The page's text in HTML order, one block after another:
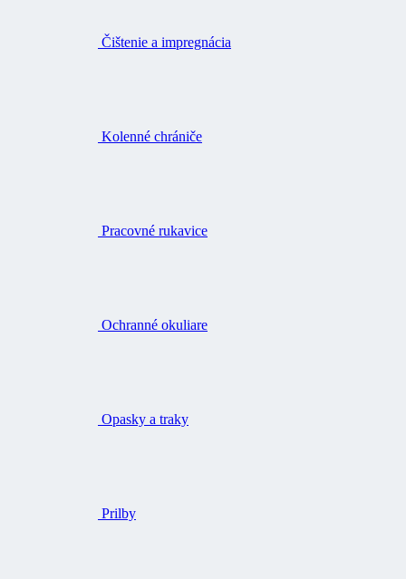
Čištenie a impregnácia
Kolenné chrániče
Pracovné rukavice
Ochranné okuliare
Opasky a traky
Prilby